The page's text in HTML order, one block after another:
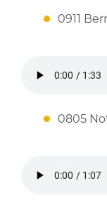
0911
0805